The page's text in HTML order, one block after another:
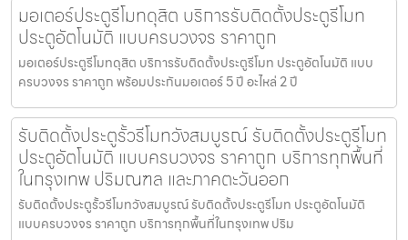
มอเตอร์ประตูรีโมทดุสิต บริการรับติดตั้งประตูรีโมท
ประตูอัตโนมัติ แบบครบวงจร ราคาถูก
มอเตอร์ประตูรีโมทดุสิต บริการรับติดตั้งประตูรีโมท ประตูอัตโนมัติ แบบ
ครบวงจร ราคาถูก พร้อมประกันมอเตอร์ 5 ปี อะไหล่ 2 ปี
รับติดตั้งประตูรั้วรีโมทวังสมบูรณ์ รับติดตั้งประตูรีโมท
ประตูอัตโนมัติ แบบครบวงจร ราคาถูก บริการทุกพื้นที่
ในกรุงเทพ ปริมณฑล และภาคตะวันออก
รับติดตั้งประตูรั้วรีโมทวังสมบูรณ์ รับติดตั้งประตูรีโมท ประตูอัตโนมัติ
แบบครบวงจร ราคาถูก บริการทุกพื้นที่ในกรุงเทพ ปริม